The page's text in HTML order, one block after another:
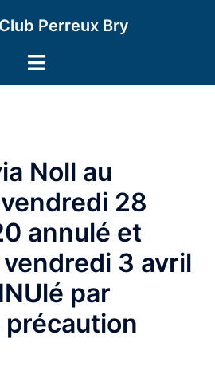
Perreux Bry
Ouvrir/fermer
Noll au
28
annulé et
3 avril
par